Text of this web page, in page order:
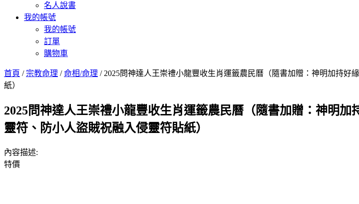
名人說書
我的帳號
我的帳號
訂單
購物車
首頁 / 宗教命理 /命相/命理 / 2025問神達人王崇禮小龍豐收生肖運籤農民曆（隨書加贈：神明加持
紙）
2025問神達人王崇禮小龍豐收生肖運籤農民曆（隨書加贈：神明
靈符、防小人盜賊祝融入侵靈符貼紙）
內容描述:
特價